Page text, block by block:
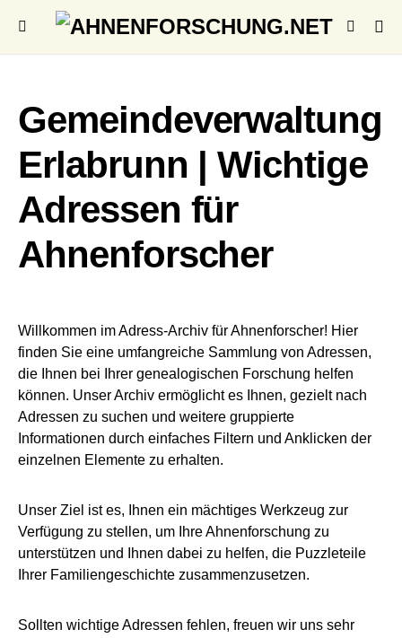
Gemeindeverwaltung
Erlabrunn | Wichtige
Adressen für
Ahnenforscher
Willkommen im Adress-Archiv für Ahnenforscher! Hier
finden Sie eine umfangreiche Sammlung von Adressen,
die Ihnen bei Ihrer genealogischen Forschung helfen
können. Unser Archiv ermöglicht es Ihnen, gezielt nach
Adressen zu suchen und weitere gruppierte
Informationen durch einfaches Filtern und Anklicken der
einzelnen Elemente zu erhalten.
Unser Ziel ist es, Ihnen ein mächtiges Werkzeug zur
Verfügung zu stellen, um Ihre Ahnenforschung zu
unterstützen und Ihnen dabei zu helfen, die Puzzleteile
Ihrer Familiengeschichte zusammenzusetzen.
Sollten wichtige Adressen fehlen, freuen wir uns sehr